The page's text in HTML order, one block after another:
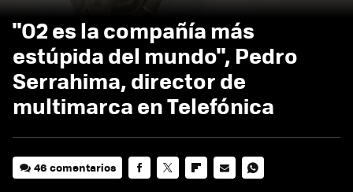
"O2 es la compañía más
estúpida del mundo", Pedro
Serrahima, director de
multimarca en Telefónica
46 comentarios